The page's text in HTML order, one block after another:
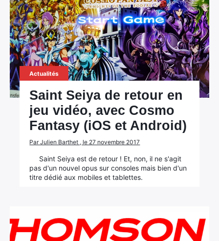
Actualités
Saint Seiya de retour en
jeu vidéo, avec Cosmo
Fantasy (iOS et Android)
Par Julien Barthet , le 27 novembre 2017
Saint Seiya est de retour ! Et, non, il ne s'agit
pas d'un nouvel opus sur consoles mais bien d'un
titre dédié aux mobiles et tablettes.